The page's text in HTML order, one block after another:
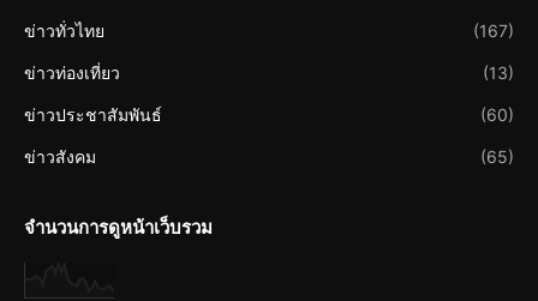
ข่าวทั่วไทย (167)
ข่าวท่องเที่ยว (13)
ข่าวประชาสัมพันธ์ (60)
ข่าวสังคม (65)
จำนวนการดูหน้าเว็บรวม